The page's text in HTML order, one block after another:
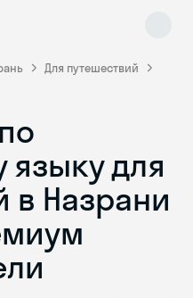
Для путешествий
языку для
в Назрани